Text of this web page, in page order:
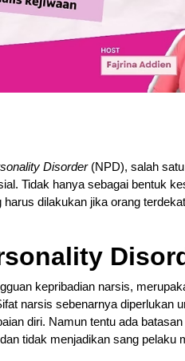
Disorder (NPD), salah
Tidak hanya sebagai bentuk
dilakukan jika orang
kepribadian narsis,
narsis sebenarnya diperlukan
diri. Namun tentu ada
tidak menjadikan sang pelaku